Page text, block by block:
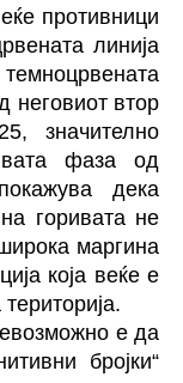
противници
линија
неговиот втор
значително
фаза од
дека
горивата не
маргина
која веќе е
е да
бројки“